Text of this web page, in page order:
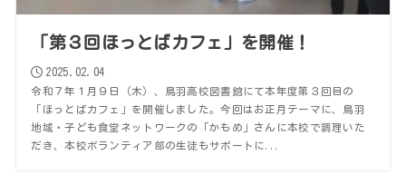
「第３回ほっとばカフェ」を開催！
2025.02.04
令和７年１月９日（木）、鳥羽高校図書館にて本年度第３回目の
「ほっとばカフェ」を開催しました。今回はお正月テーマに、鳥羽
地域・子ども食堂ネットワークの「かもめ」さんに本校で調理いた
だき、本校ボランティア部の生徒もサポートに...